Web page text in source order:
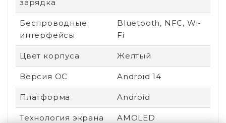
зарядка
Беспроводные
интерфейсы
Bluetooth, NFC, Wi-
Fi
Цвет корпуса Желтый
Версия ОС Android 14
Платформа Android
Технология экрана AMOLED